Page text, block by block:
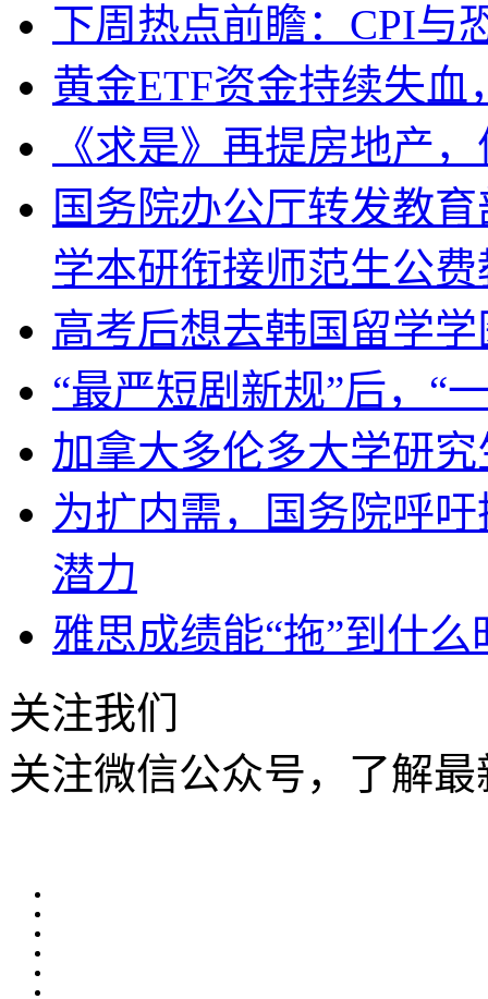
下周热点前瞻：CPI与
黄金ETF资金持续失
《求是》再提房地产
国务院办公厅转发教
学本研衔接师范生公
高考后想去韩国留学
“最严短剧新规”后，“
加拿大多伦多大学研
为扩内需，国务院呼
潜力
雅思成绩能“拖”到什
关注我们
关注微信公众号，了解